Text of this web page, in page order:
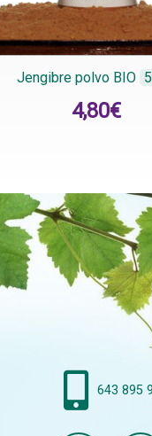
Jengibre polvo BIO
4,80€
643 895